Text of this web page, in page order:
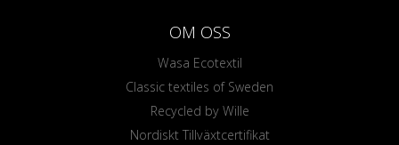
OM OSS
Wasa Ecotextil
Classic textiles of Sweden
Recycled by Wille
Nordiskt Tillväxtcertifikat